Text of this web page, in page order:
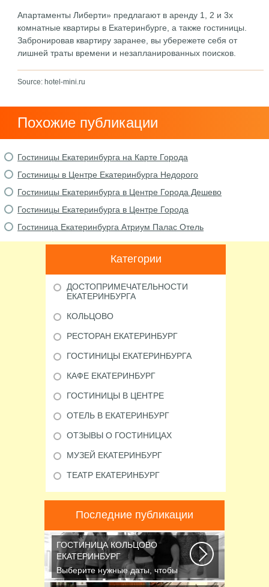
Апартаменты Либерти» предлагают в аренду 1, 2 и 3х
комнатные квартиры в Екатеринбурге, а также гостиницы.
Забронировав квартиру заранее, вы убережете себя от
лишней траты времени и незапланированных поисков.
Source: hotel-mini.ru
Похожие публикации
Гостиницы Екатеринбурга на Карте Города
Гостиницы в Центре Екатеринбурга Недорого
Гостиницы Екатеринбурга в Центре Города Дешево
Гостиницы Екатеринбурга в Центре Города
Гостиница Екатеринбурга Атриум Палас Отель
Категории
ДОСТОПРИМЕЧАТЕЛЬНОСТИ
ЕКАТЕРИНБУРГА
КОЛЬЦОВО
РЕСТОРАН ЕКАТЕРИНБУРГ
ГОСТИНИЦЫ ЕКАТЕРИНБУРГА
КАФЕ ЕКАТЕРИНБУРГ
ГОСТИНИЦЫ В ЦЕНТРЕ
ОТЕЛЬ В ЕКАТЕРИНБУРГ
ОТЗЫВЫ О ГОСТИНИЦАХ
МУЗЕЙ ЕКАТЕРИНБУРГ
ТЕАТР ЕКАТЕРИНБУРГ
Последние публикации
ГОСТИНИЦА КОЛЬЦОВО
ЕКАТЕРИНБУРГ
Выберите нужные даты, чтобы
узнать цену: — Название номера